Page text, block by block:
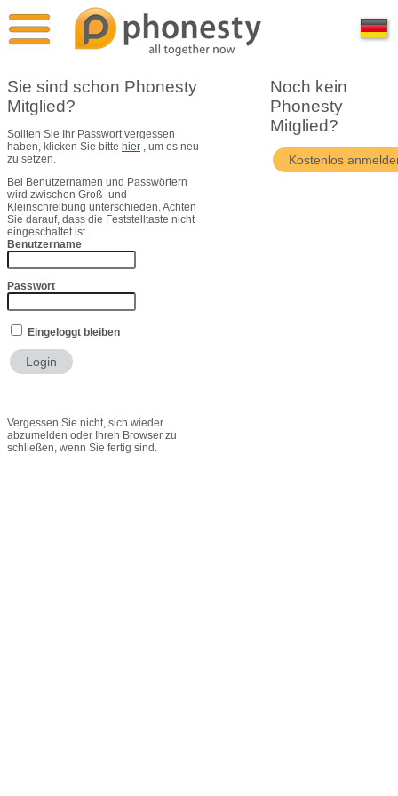
Sie sind schon Phonesty
Mitglied?
Sollten Sie Ihr Passwort vergessen
haben, klicken Sie bitte hier
, um es neu
zu setzen.
Bei Benutzernamen und Passwörtern
wird zwischen Groß- und
Kleinschreibung unterschieden. Achten
Sie darauf, dass die Feststelltaste nicht
eingeschaltet ist.
Benutzername
Passwort
Eingeloggt bleiben
Vergessen Sie nicht, sich wieder
abzumelden oder Ihren Browser zu
schließen, wenn Sie fertig sind.
Noch kein
Phonesty
Mitglied?
Vergleich
Phonesty Free
Phonesty Premium
Phonesty Professional
Pressekontakt
Bildmaterial
Über Uns